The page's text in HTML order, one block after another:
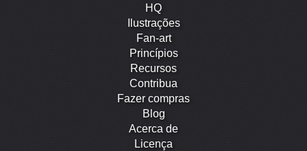
HQ
Ilustrações
Fan-art
Princípios
Recursos
Contribua
Fazer compras
Blog
Acerca de
Licença